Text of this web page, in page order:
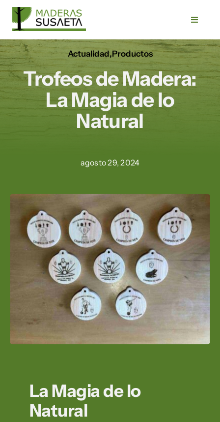
Saltar
contenido
Toggle
Inicio
Empresa
Blog
Actualidad,Productos
Trofeos de Madera:
La Magia de lo
Natural
agosto 29, 2024
La Magia de lo
Natural